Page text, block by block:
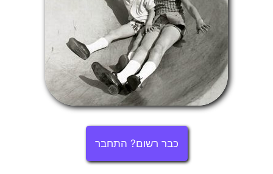
כבר רשום? התחבר